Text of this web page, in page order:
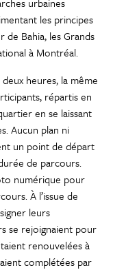
les principes
de Bahia, les Grands
à Montréal.
heures, la même
répartis en
en se laissant
Aucun plan ni
un point de départ
de parcours.
numérique pour
À l’issue de
leurs
se rejoignaient pour
renouvelées à
complétées par